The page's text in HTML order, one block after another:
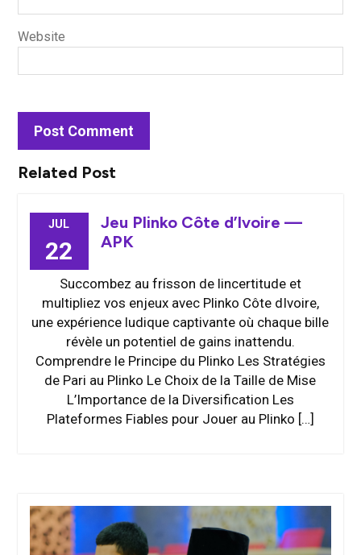
Website
Related Post
JUL
22
Jeu Plinko Côte d’Ivoire —
APK
Succombez au frisson de lincertitude et
multipliez vos enjeux avec Plinko Côte dIvoire,
une expérience ludique captivante où chaque bille
révèle un potentiel de gains inattendu.
Comprendre le Principe du Plinko Les Stratégies
de Pari au Plinko Le Choix de la Taille de Mise
L’Importance de la Diversification Les
Plateformes Fiables pour Jouer au Plinko […]